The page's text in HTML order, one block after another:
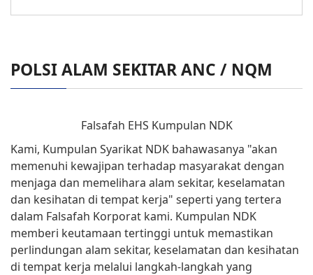
POLSI ALAM SEKITAR ANC / NQM
Falsafah EHS Kumpulan NDK
Kami, Kumpulan Syarikat NDK bahawasanya "akan
memenuhi kewajipan terhadap masyarakat dengan
menjaga dan memelihara alam sekitar, keselamatan
dan kesihatan di tempat kerja" seperti yang tertera
dalam Falsafah Korporat kami. Kumpulan NDK
memberi keutamaan tertinggi untuk memastikan
perlindungan alam sekitar, keselamatan dan kesihatan
di tempat kerja melalui langkah-langkah yang